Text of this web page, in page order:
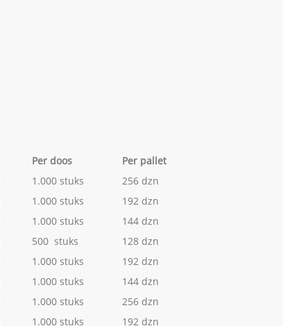
Per doos
Per pallet
1.000 stuks
256 dzn
1.000 stuks
192 dzn
1.000 stuks
144 dzn
500 stuks
128 dzn
1.000 stuks
192 dzn
1.000 stuks
144 dzn
1.000 stuks
256 dzn
1.000 stuks
192 dzn